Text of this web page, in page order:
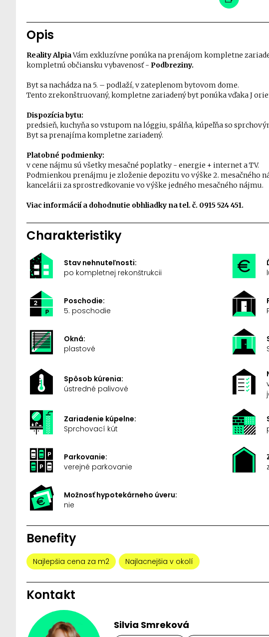
Opis
Reality AlpiaVám exkluzívne ponúka na prenájom kompletne
kompletnú občiansku vybavenosť -Podbreziny.
Byt sa nachádza na 5. – podlaží, v zateplenom bytovom dome.
Tento zrekonštruovaný, kompletne zariadený byt ponúka vďaka J
Dispozícia bytu:
predsieň, kuchyňa so vstupom na lóggiu, spálňa, kúpeľňa so
Byt sa prenajíma kompletne zariadený.
Platobné podmienky:
v cene nájmu sú všetky mesačné poplatky - energie + internet a TV.
Podmienkou prenájmu je zloženie depozitu vo výške 2. mesačného
kancelárii za sprostredkovanie vo výške jedného mesačného nájmu.
Viac informácií a dohodnutie obhliadky na tel. č. 0915 524 451.
Charakteristiky
Stav nehnuteľnosti:
po kompletnej rekonštrukcii
Poschodie:
5. poschodie
Okná:
plastové
Spôsob kúrenia:
ústredné palivové
Zariadenie kúpelne:
Sprchovací kút
Parkovanie:
verejné parkovanie
Možnosť hypotekárneho úveru:
nie
Benefity
Najlepšia cena za m2 Najlacnejšia v okolí
Kontakt
Silvia Smreková